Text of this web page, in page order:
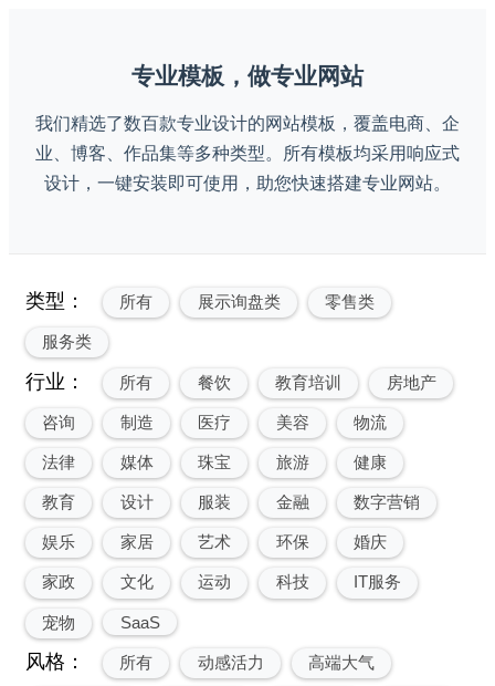
专业模板，做专业网站
我们精选了数百款专业设计的网站模板，覆盖电商、企
业、博客、作品集等多种类型。所有模板均采用响应式
设计，一键安装即可使用，助您快速搭建专业网站。
类型： 所有 展示询盘类 零售类
服务类
行业： 所有 餐饮 教育培训 房地产
咨询 制造 医疗 美容 物流
法律 媒体 珠宝 旅游 健康
教育 设计 服装 金融 数字营销
娱乐 家居 艺术 环保 婚庆
家政 文化 运动 科技 IT服务
宠物 SaaS
风格： 所有 动感活力 高端大气